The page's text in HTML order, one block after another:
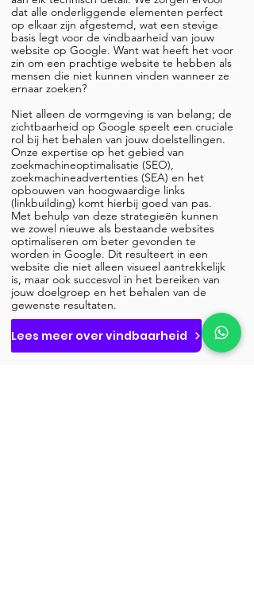
dat alle onderliggende elementen perfect
op elkaar zijn afgestemd, wat een stevige
basis legt voor de vindbaarheid van jouw
website op Google. Want wat heeft het voor
zin om een prachtige website te hebben als
mensen die niet kunnen vinden wanneer ze
ernaar zoeken?
Niet alleen de vormgeving is van belang; de
zichtbaarheid op Google speelt een cruciale
rol bij het behalen van jouw doelstellingen.
Onze expertise op het gebied van
zoekmachineoptimalisatie (SEO),
zoekmachineadvertenties (SEA) en het
opbouwen van hoogwaardige links
(linkbuilding) komt hierbij goed van pas.
Met behulp van deze strategieën kunnen
we zowel nieuwe als bestaande websites
optimaliseren om beter gevonden te
worden in Google. Dit resulteert in een
website die niet alleen visueel aantrekkelijk
is, maar ook succesvol in het bereiken van
jouw doelgroep en het behalen van de
gewenste resultaten.
Lees meer over vindbaarheid